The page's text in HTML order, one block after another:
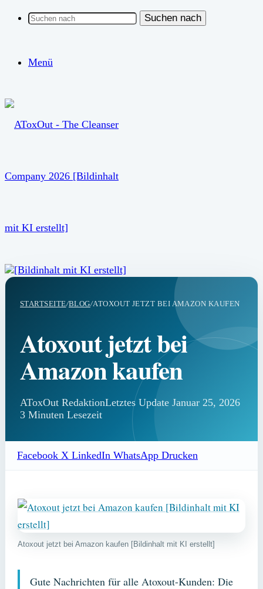
Suchen nach
Menü
STARTSEITE/BLOG/ATOXOUT JETZT BEI AMAZON KAUFEN
Atoxout jetzt bei
Amazon kaufen
AToxOut RedaktionLetztes Update Januar 25, 2026
3 Minuten Lesezeit
Facebook X LinkedIn WhatsApp Drucken
Atoxout jetzt bei Amazon kaufen [Bildinhalt mit KI erstellt]
Gute Nachrichten für alle Atoxout-Kunden: Die